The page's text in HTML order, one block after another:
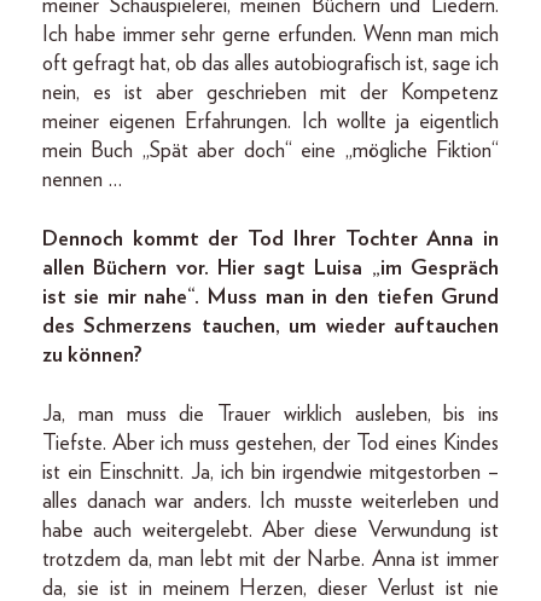
meiner Schauspielerei, meinen Büchern und Liedern.
Ich habe immer sehr gerne erfunden. Wenn man mich
oft gefragt hat, ob das alles autobiografisch ist, sage ich
nein, es ist aber geschrieben mit der Kompetenz
meiner eigenen Erfahrungen. Ich wollte ja eigentlich
mein Buch „Spät aber doch“ eine „mögliche Fiktion“
nennen …
Dennoch kommt der Tod Ihrer Tochter Anna in
allen Büchern vor. Hier sagt Luisa „im Gespräch
ist sie mir nahe“. Muss man in den tiefen Grund
des Schmerzens tauchen, um wieder auftauchen
zu können?
Ja, man muss die Trauer wirklich ausleben, bis ins
Tiefste. Aber ich muss gestehen, der Tod eines Kindes
ist ein Einschnitt. Ja, ich bin irgendwie mitgestorben –
alles danach war anders. Ich musste weiterleben und
habe auch weitergelebt. Aber diese Verwundung ist
trotzdem da, man lebt mit der Narbe. Anna ist immer
da, sie ist in meinem Herzen, dieser Verlust ist nie